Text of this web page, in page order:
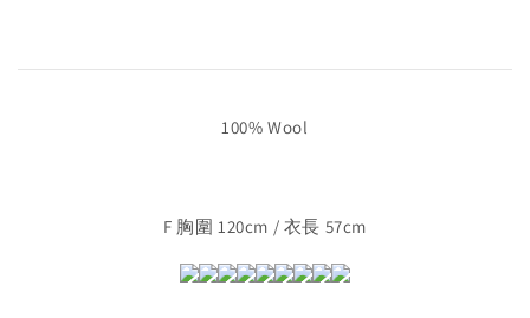
100% Wool
F 胸圍 120cm / 衣長 57cm